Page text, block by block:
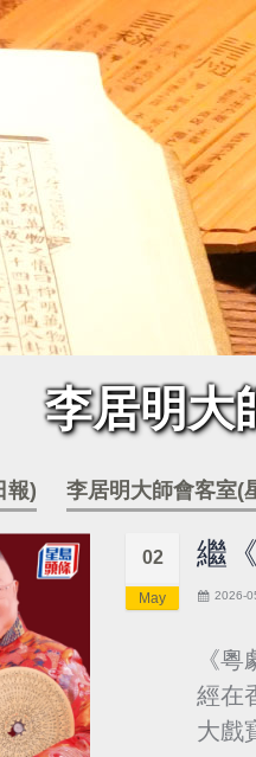
李居明大
報) 李居明大師會客室(
02
May
繼
2026-
《
經在
大戲